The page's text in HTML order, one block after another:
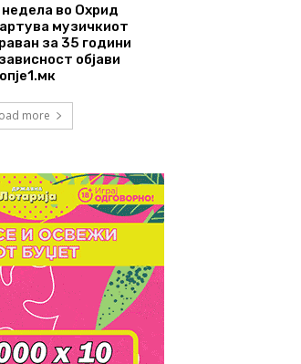
недела во Охрид
музичкиот
за 35 години
објави
more